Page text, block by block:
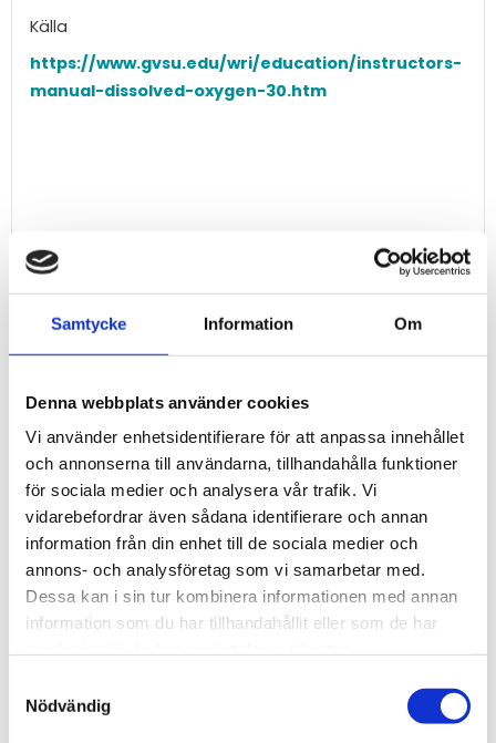
Samtycke Information Om
Denna webbplats använder cookies
Vi använder enhetsidentifierare för att anpassa innehållet
och annonserna till användarna, tillhandahålla funktioner
för sociala medier och analysera vår trafik. Vi
vidarebefordrar även sådana identifierare och annan
information från din enhet till de sociala medier och
annons- och analysföretag som vi samarbetar med.
Dessa kan i sin tur kombinera informationen med annan
information som du har tillhandahållit eller som de har
Nödvändig
Källa
https://www.gvsu.edu/wri/education/instructors-
manual-dissolved-oxygen-30.htm
Kategorier
Produkter (55)
Applikationer (23)
Tjänster (11)
Nyhetsbrev (5)
Taggar
Givare
Fjärrmätning
Sensor
Fjärrstyrning